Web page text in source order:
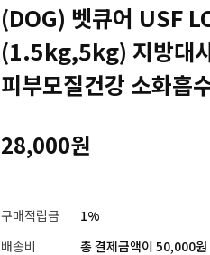
(DOG) 벳큐어 USF
(1.5kg,5kg) 지방대
피부모질건강 소화흡
28,000원
구매적립금
1%
배송비
총 결제금액이 50,000